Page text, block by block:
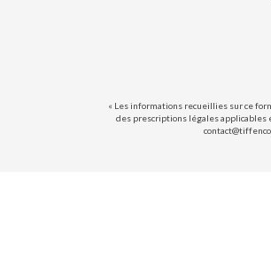
« Les informations recueillies sur ce
des prescriptions légales applicables